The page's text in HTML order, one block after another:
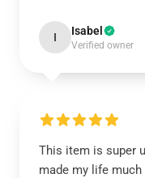
I Isabel
Verified owner
This item is super
made my life